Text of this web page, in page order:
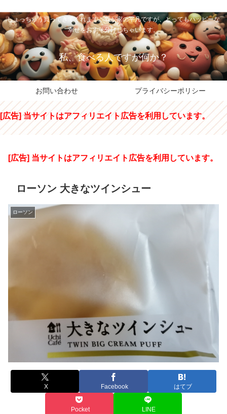
しょっちゅう買ってきてくれます。我が家の平凡ですが、とってもハッピーな
幸せをおすそ分けしちゃいます。
私、食べる人ですが何か？
お問い合わせ プライバシーポリシー
[広告] 当サイトはアフィリエイト広告を利用しています。
[広告] 当サイトはアフィリエイト広告を利用しています。
ローソン 大きなツインシュー
ローソン
X Facebook はてブ
Pocket LINE